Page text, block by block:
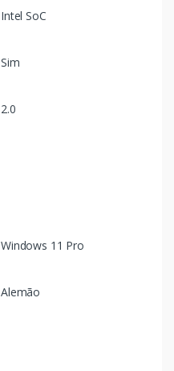
Intel SoC
Sim
2.0
Windows 11 Pro
Alemão